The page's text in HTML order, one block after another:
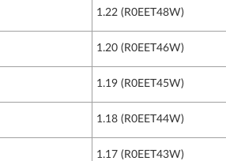
1.22 (R0EET48W)
1.20 (R0EET46W)
1.19 (R0EET45W)
1.18 (R0EET44W)
1.17 (R0EET43W)